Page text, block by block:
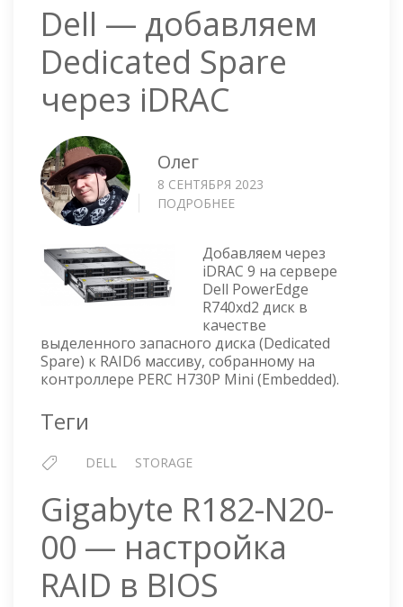
Dell — добавляем
Dedicated Spare
через iDRAC
Олег
8 СЕНТЯБРЯ 2023
ПОДРОБНЕЕ
ДОБАВЛЯЕМ
DEDICATED
SPARE
ЧЕРЕЗ
IDRAC
Добавляем через
iDRAC 9 на сервере
Dell PowerEdge
R740xd2 диск в
качестве
выделенного запасного диска (Dedicated
Spare) к RAID6 массиву, собранному на
контроллере PERC H730P Mini (Embedded).
Теги
DELL STORAGE
Gigabyte R182-N20-
00 — настройка
RAID в BIOS